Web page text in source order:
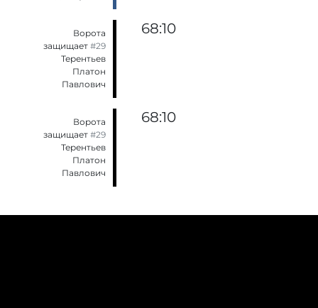
Ворота
защищает#29
Терентьев
Платон
Павлович
68:10
Ворота
защищает#29
Терентьев
Платон
Павлович
68:10